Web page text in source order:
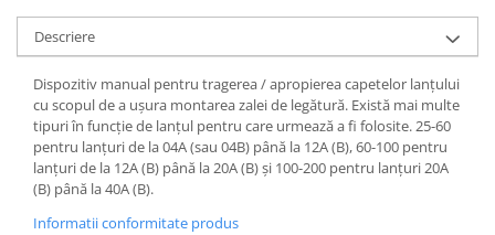
Descriere
Dispozitiv manual pentru tragerea / apropierea capetelor lanțului
cu scopul de a ușura montarea zalei de legătură. Există mai multe
tipuri în funcție de lanțul pentru care urmează a fi folosite. 25-60
pentru lanțuri de la 04A (sau 04B) până la 12A (B), 60-100 pentru
lanțuri de la 12A (B) până la 20A (B) și 100-200 pentru lanțuri 20A
(B) până la 40A (B).
Informatii conformitate produs